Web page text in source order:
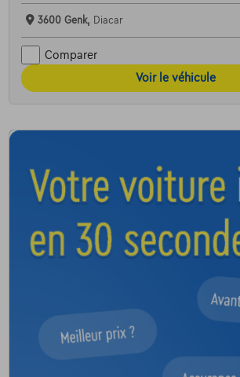
3600 Genk, Diacar
Comparer
Voir le véhicule